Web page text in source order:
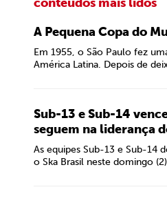
A Pequena Copa do
Em 1955, o São Paulo fez
América Latina. Depois de
Sub-13 e Sub-14
seguem na liderança
As equipes Sub-13 e Sub-14
o Ska Brasil neste domingo